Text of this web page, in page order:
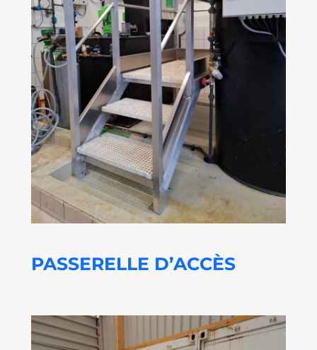
PASSERELLE D’ACCÈS